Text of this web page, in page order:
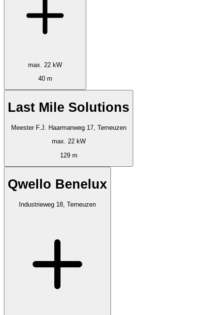
max. 22 kW
40 m
Last Mile Solutions
Meester F.J. Haarmanweg 17, Terneuzen
max. 22 kW
129 m
Qwello Benelux
Industrieweg 18, Terneuzen